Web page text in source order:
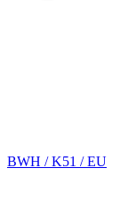
BWH / K51 / EU